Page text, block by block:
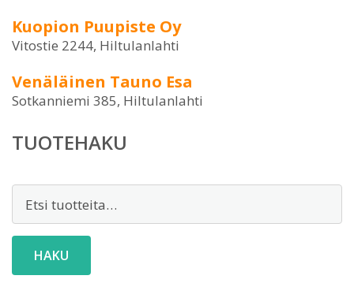
Kuopion Puupiste Oy
Vitostie 2244, Hiltulanlahti
Venäläinen Tauno Esa
Sotkanniemi 385, Hiltulanlahti
TUOTEHAKU
HAKU